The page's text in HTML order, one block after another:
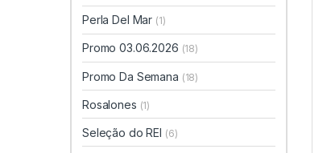
Perla Del Mar (1)
Promo 03.06.2026 (18)
Promo Da Semana (18)
Rosalones (1)
Seleção do REI (6)